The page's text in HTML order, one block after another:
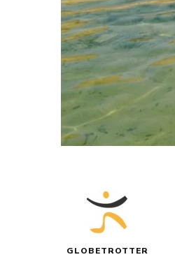
GLOBETROTTER